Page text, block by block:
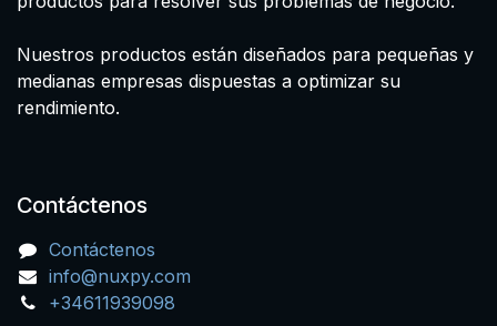
Nuestros productos están diseñados para pequeñas y
medianas empresas dispuestas a optimizar su
rendimiento.
Contáctenos
Contáctenos
info@nuxpy.com
+34611939098